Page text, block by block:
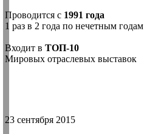
Проводится с 1991 года
1 раз в 2 года по нечетным годам
Входит в ТОП-10
Мировых отраслевых выставок
23 сентября 2015